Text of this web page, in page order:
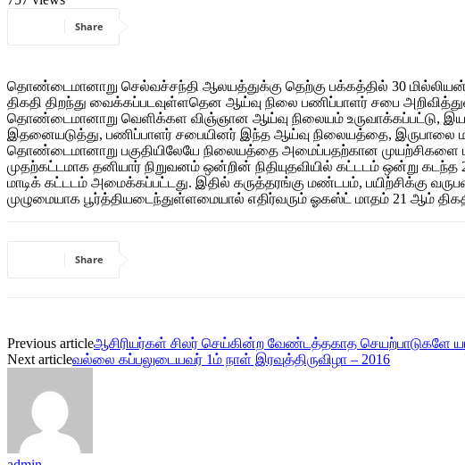
Share
தொண்டைமானாறு செல்வச்சந்தி ஆலயத்துக்கு தெற்கு பக்கத்தில் 30
திகதி திறந்து வைக்கப்படவுள்ளதென ஆய்வு நிலை பணிப்பாளர் சபை
தொண்டைமானாறு வெளிக்கள விஞ்ஞான ஆய்வு நிலையம் உருவாக்கப்பட்டு,
இதனையடுத்து, பணிப்பாளர் சபையினர் இந்த ஆய்வு நிலையத்தை, இருபாலை
தொண்டைமானாறு பகுதியிலேயே நிலையத்தை அமைப்பதற்கான முயற்சிகளை
முதற்கட்டமாக தனியார் நிறுவனம் ஒன்றின் நிதியுதவியில் கட்டடம் ஒன்று
மாடிக் கட்டடம் அமைக்கப்பட்டது. இதில் கருத்தரங்கு மண்டபம்,
முழுமையாக பூர்த்தியடைந்துள்ளமையால் எதிர்வரும் ஓகஸ்ட் மாதம் 21 ஆம்
Share
Previous articleஆசிரியர்கள் சிலர் செய்கின்ற வேண்டத்தகாத செயற்பாடுகளே
Next articleவல்லை கப்பலுடையவர் 1ம் நாள் இரவுத்திருவிழா – 2016